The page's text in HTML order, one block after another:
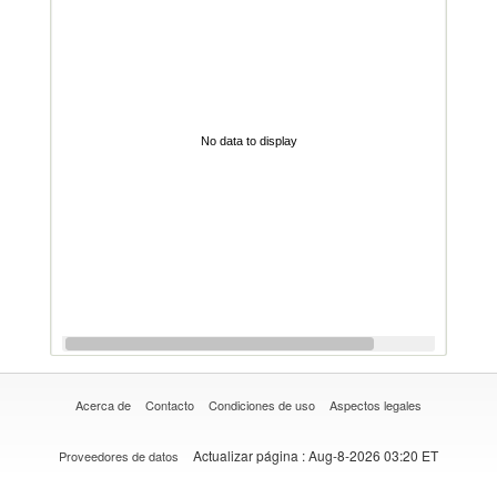
No data to display
Acerca de Contacto Condiciones de uso Aspectos legales
Proveedores de datos Actualizar página : Aug-8-2026 03:20 ET